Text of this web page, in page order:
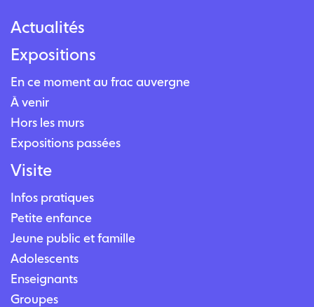
Actualités
Expositions
En ce moment au frac auvergne
À venir
Hors les murs
Expositions passées
Visite
Infos pratiques
Petite enfance
Jeune public et famille
Adolescents
Enseignants
Groupes